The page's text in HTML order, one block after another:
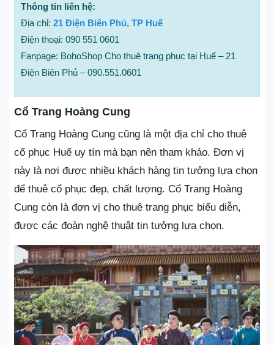
Thông tin liên hệ:
Địa chỉ: 21 Điện Biên Phủ, TP Huế
Điện thoại: 090 551 0601
Fanpage: BohoShop Cho thuê trang phục tại Huế – 21
Điện Biên Phủ – 090.551.0601
Cổ Trang Hoàng Cung
Cổ Trang Hoàng Cung cũng là một địa chỉ cho thuê
cổ phục Huế uy tín mà bạn nên tham khảo. Đơn vị
này là nơi được nhiều khách hàng tin tưởng lựa chọn
để thuê cổ phục đẹp, chất lượng. Cổ Trang Hoàng
Cung còn là đơn vị cho thuê trang phục biểu diễn,
được các đoàn nghệ thuật tin tưởng lựa chọn.